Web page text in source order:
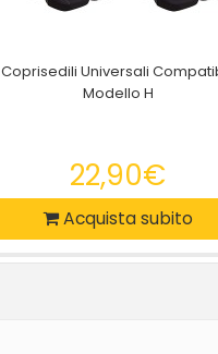
Coprisedili Universali
Modello H
22,90€
Acquista subito